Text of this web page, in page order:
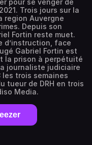
pour se venger de
Trois jours sur la
region Auvergne
Depuis son
Fortin reste muet.
d’instruction, face
Gabriel Fortin est
la prison à perpétuité
journaliste judiciaire
les trois semaines
tueur de DRH en trois
Media.